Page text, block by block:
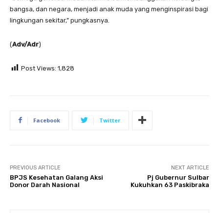
bangsa, dan negara, menjadi anak muda yang menginspirasi bagi
lingkungan sekitar,” pungkasnya.
(Adv/Adr)
Post Views: 1,828
Facebook Twitter
PREVIOUS ARTICLE
BPJS Kesehatan Galang Aksi
Donor Darah Nasional
NEXT ARTICLE
Pj Gubernur Sulbar
Kukuhkan 63 Paskibraka